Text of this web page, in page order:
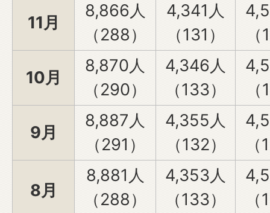
11月
8,866人
（288）
4,341人
（131）
10月
8,870人
（290）
4,346人
（133）
9月
8,887人
（291）
4,355人
（132）
8月
8,881人
（288）
4,353人
（133）